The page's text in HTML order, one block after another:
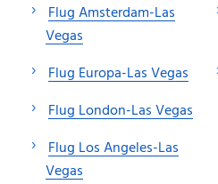
Flug Amsterdam-Las
Vegas
Flug Europa-Las Vegas
Flug London-Las Vegas
Flug Los Angeles-Las
Vegas